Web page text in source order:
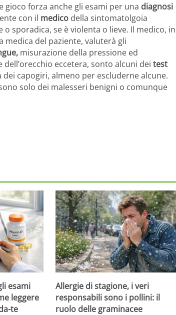
forza anche gli esami per una diagnosi
con il medico della sintomatolgoia
sporadica, se è violenta o lieve. Il medico, in
medica del paziente, valuterà gli
misurazione della pressione ed
dell’orecchio eccetera, sonto alcuni dei test
capogiri, almeno per escluderne alcune.
solo dei malesseri benigni o comunque
esami
leggere
te
Allergie di stagione, i veri
responsabili sono i pollini: il
ruolo delle graminacee